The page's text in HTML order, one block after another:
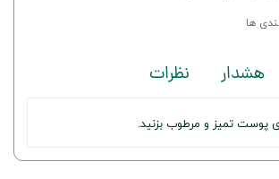
ها
هشدار نظرات
پوست تمیز و مرطوب بزنید.